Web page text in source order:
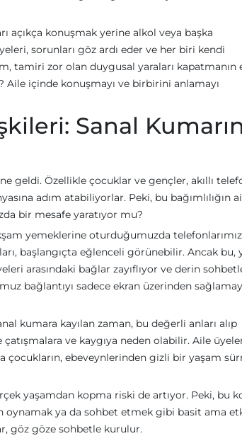
açıkça konuşmak yerine alkol veya başka
sorunları göz ardı eder ve her biri kendi
tamiri zor olan duygusal yaraları kapatmanın
Aile içinde konuşmayı ve birbirini anlamayı
Sanal Kumarın
geldi. Özellikle çocuklar ve gençler, akıllı
adım atabiliyorlar. Peki, bu bağımlılığın
bir mesafe yaratıyor mu?
yemeklerine oturduğumuzda
başlangıçta eğlenceli görünebilir. Ancak bu,
arasındaki bağlar zayıflıyor ve derin
bağlantıyı sadece ekran üzerinden
kumara kayılan zaman, bu değerli anları alıp
ve kaygıya neden olabilir. Aile
ebeveynlerinden gizli bir yaşam
yaşamdan kopma riski de artıyor. Peki, bu
oynamak ya da sohbet etmek gibi basit ama
göz göze sohbetle kurulur.